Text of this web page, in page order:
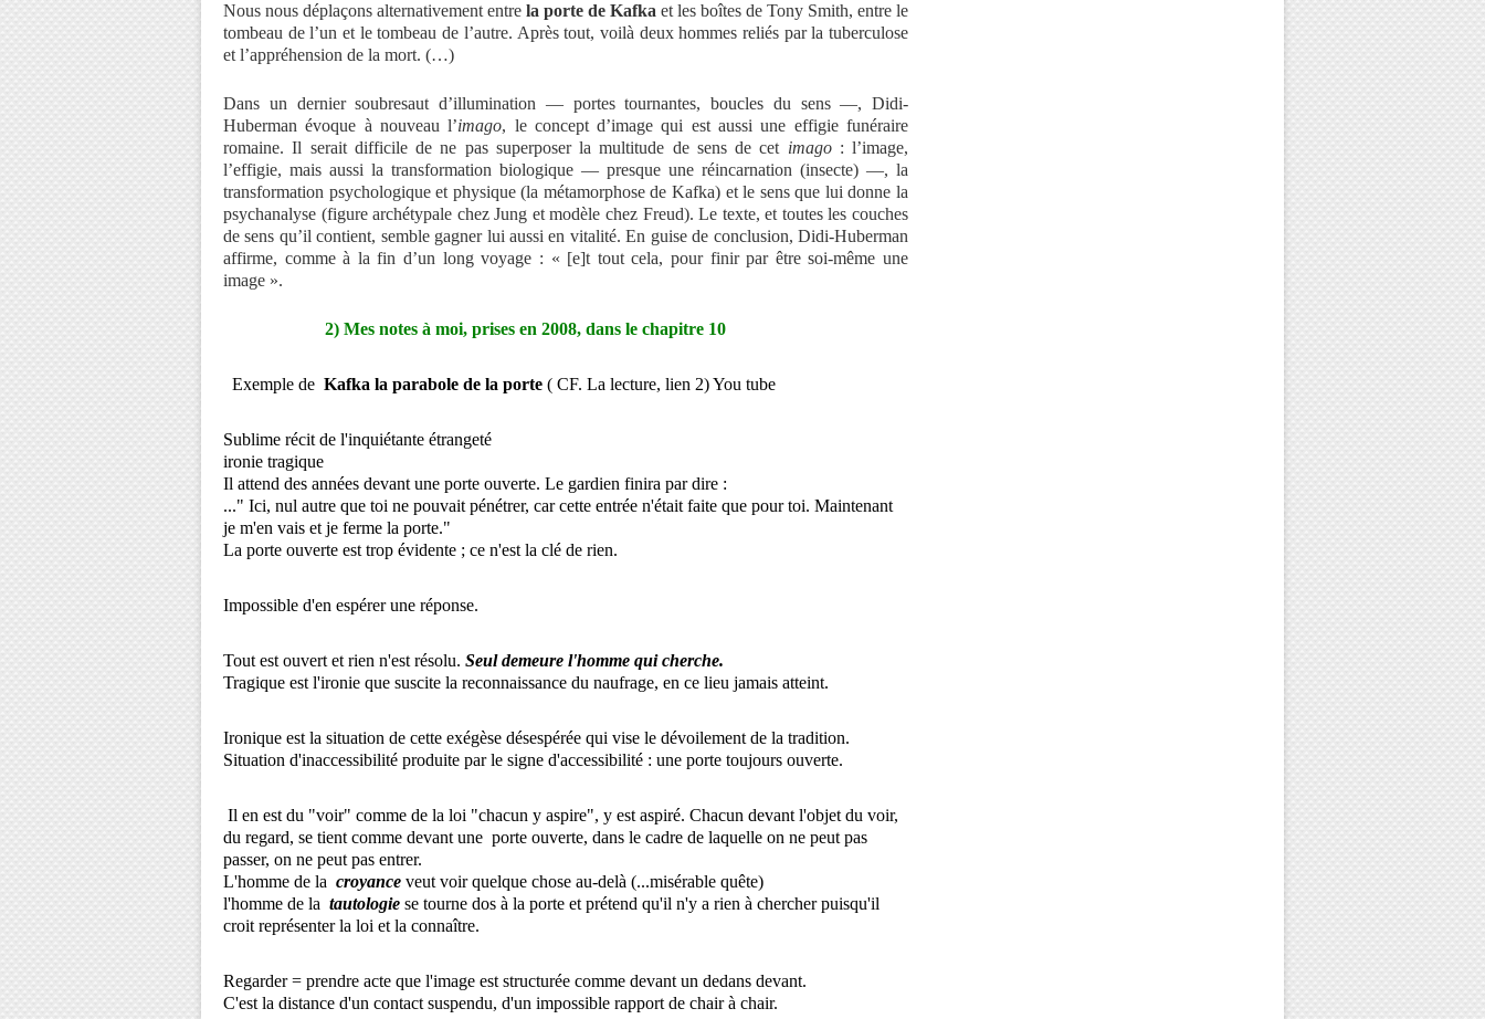
Nous nous déplaçons alternativement entre la porte de Kafka et les boîtes de Tony Smith, entre le
tombeau de l’un et le tombeau de l’autre. Après tout, voilà deux hommes reliés par la tuberculose
et l’appréhension de la mort. (…)
Dans un dernier soubresaut d’illumination — portes tournantes, boucles du sens —, Didi-
Huberman évoque à nouveau l’imago, le concept d’image qui est aussi une effigie funéraire
romaine. Il serait difficile de ne pas superposer la multitude de sens de cet imago: l’image,
l’effigie, mais aussi la transformation biologique — presque une réincarnation (insecte) —, la
transformation psychologique et physique (la métamorphose de Kafka) et le sens que lui donne la
psychanalyse (figure archétypale chez Jung et modèle chez Freud). Le texte, et toutes les couches
de sens qu’il contient, semble gagner lui aussi en vitalité. En guise de conclusion, Didi-Huberman
affirme, comme à la fin d’un long voyage : « [e]t tout cela, pour finir par être soi-même une
image ».
2) Mes notes à moi, prises en 2008, dans le chapitre 10
Exemple de Kafka la parabole de la porte ( CF. La lecture, lien 2) You tube
Sublime récit de l'inquiétante étrangeté
ironie tragique
Il attend des années devant une porte ouverte. Le gardien finira par dire :
..." Ici, nul autre que toi ne pouvait pénétrer, car cette entrée n'était faite que pour toi. Maintenant
je m'en vais et je ferme la porte."
La porte ouverte est trop évidente ; ce n'est la clé de rien.
Impossible d'en espérer une réponse.
Tout est ouvert et rien n'est résolu. Seul demeure l'homme qui cherche.
Tragique est l'ironie que suscite la reconnaissance du naufrage, en ce lieu jamais atteint.
Ironique est la situation de cette exégèse désespérée qui vise le dévoilement de la tradition.
Situation d'inaccessibilité produite par le signe d'accessibilité : une porte toujours ouverte.
Il en est du "voir" comme de la loi "chacun y aspire", y est aspiré. Chacun devant l'objet du voir,
du regard, se tient comme devant une porte ouverte, dans le cadre de laquelle on ne peut pas
passer, on ne peut pas entrer.
L'homme de la croyance veut voir quelque chose au-delà (...misérable quête)
l'homme de la tautologie se tourne dos à la porte et prétend qu'il n'y a rien à chercher puisqu'il
croit représenter la loi et la connaître.
Regarder = prendre acte que l'image est structurée comme devant un dedans devant.
C'est la distance d'un contact suspendu, d'un impossible rapport de chair à chair.